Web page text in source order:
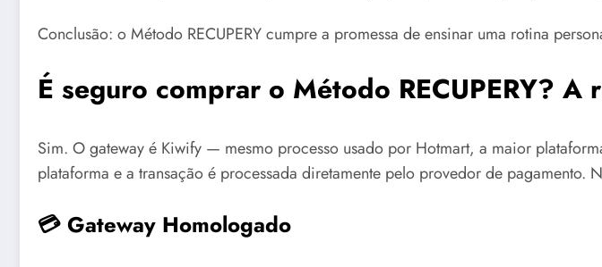
Conclusão: o Método RECUPERY cumpre a promessa de ensinar uma rotina
É seguro comprar o Método RECUPERY?
Sim. O gateway é Kiwify — mesmo processo usado por Hotmart, a maior
plataforma e a transação é processada diretamente pelo provedor de pagamento.
💳 Gateway Homologado